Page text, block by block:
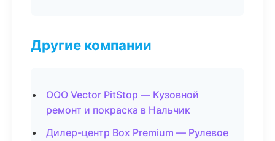
Другие компании
ООО Vector PitStop — Кузовной
ремонт и покраска в Нальчик
Дилер-центр Box Premium — Рулевое